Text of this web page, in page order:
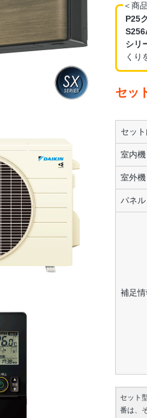
＜商
P25
シリ
くり
セッ
セッ
室内機
室外機
パネル
補足情
セット
番は、